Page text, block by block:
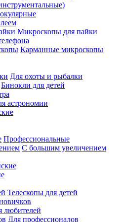
Микроскопы для пайки
Карманные микроскопы
Для охоты и рыбалки
Бинокли для детей
астрономии
Профессиональные
С большим увеличением
Телескопы для детей
любителей
Для профессионалов